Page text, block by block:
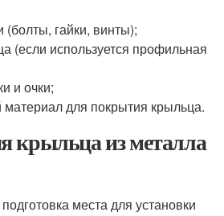
гайки, винты);
(если используется профильная
и очки;
материал для покрытия крыльца.
крыльца из металла
места для установки